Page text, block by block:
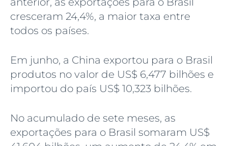
cresceram 24,4%, a maior taxa entre
todos os países.
Em junho, a China exportou para o Brasil
produtos no valor de US$ 6,477 bilhões e
importou do país US$ 10,323 bilhões.
No acumulado de sete meses, as
exportações para o Brasil somaram US$